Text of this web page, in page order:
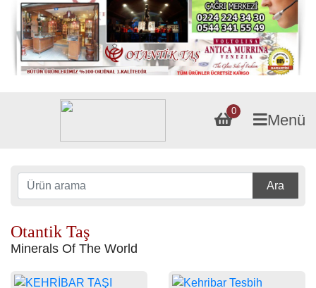
0
Menü
Ara
Otantik Taş
Minerals Of The World